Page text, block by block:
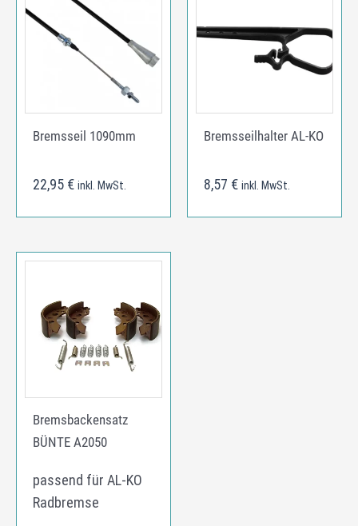
Bremsseil 1090mm
22,95 € inkl. MwSt.
Bremsseilhalter AL-KO
8,57 € inkl. MwSt.
Bremsbackensatz
BÜNTE A2050
passend für AL-KO
Radbremse